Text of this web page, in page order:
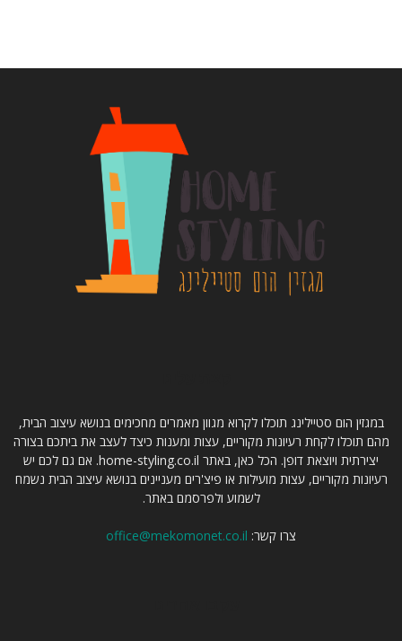
במגזין הום סטיילינג תוכלו לקרוא מגוון מאמרים מחכימים בנושא עיצוב הבית,
מהם תוכלו לקחת רעיונות מקוריים, עצות ומענות כיצד לעצב את ביתכם בצורה
יצירתית ויוצאת דופן. הכל כאן, באתר home-styling.co.il. אם גם לכם יש
רעיונות מקוריים, עצות מועילות או פיצ'רים מעניינים בנושא עיצוב הבית נשמח
לשמוע ולפרסמם באתר.
צרו קשר: office@mekomonet.co.il